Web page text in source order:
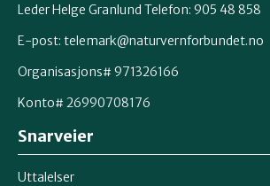
Leder Helge Granlund Telefon: 905 48 858
E-post: telemark@naturvernforbundet.no
Organisasjons# 971326166
Konto# 26990708176
Snarveier
Uttalelser